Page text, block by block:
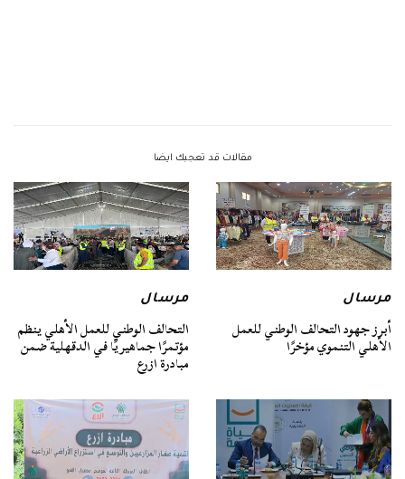
مقالات قد تعجبك ايضا
مرسال
أبرز جهود التحالف الوطني للعمل
الأهلي التنموي مؤخرًا
مرسال
التحالف الوطني للعمل الأهلي ينظم
مؤتمرًا جماهيريًا في الدقهلية ضمن
مبادرة ازرع